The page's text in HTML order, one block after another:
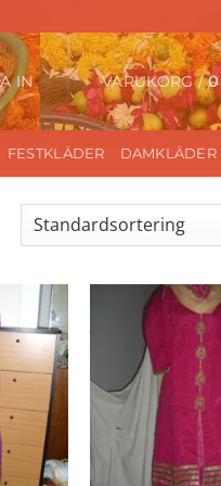
IN VARUKORG /0
FESTKLÄDER DAMKLÄDER